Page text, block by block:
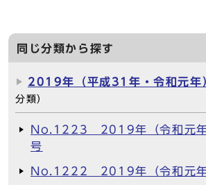
同じ分類から探す
2019年（平成31年・令和元年
分類）
No.1223 2019年（令和元
号
No.1222 2019年（令和元